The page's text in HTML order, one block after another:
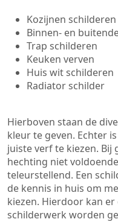
Kozijnen schilderen
Binnen- en
Trap schilderen
Keuken verven
Huis wit schilderen
Radiator schilder
Hierboven staan de
kleur te geven. Echter
juiste verf te kiezen. Bij
hechting niet
teleurstellend. Een
de kennis in huis om
kiezen. Hierdoor kan
schilderwerk worden